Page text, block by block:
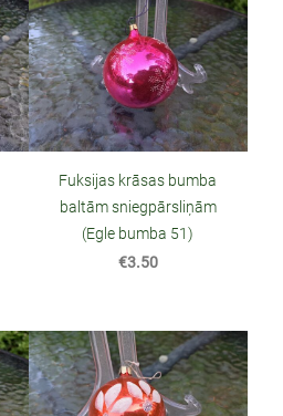
Fuksijas krāsas bumba
baltām sniegpārsliņām
(Egle bumba 51)
€3.50